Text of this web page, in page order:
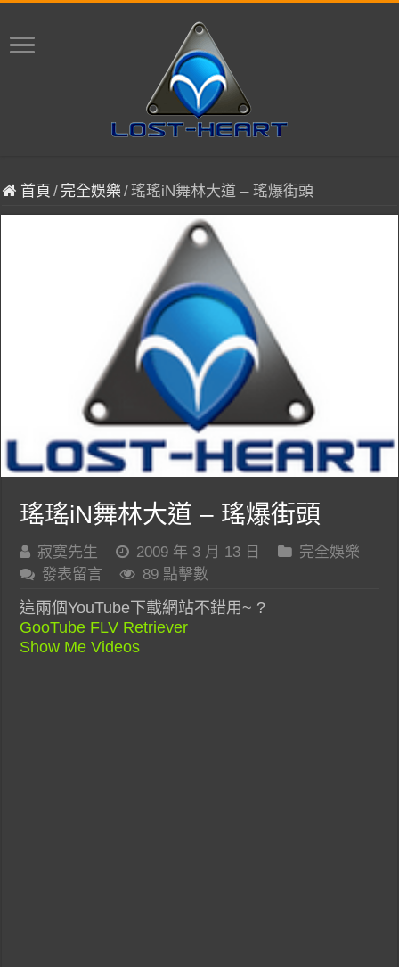
首頁 / 完全娛樂 /瑤瑤iN舞林大道 – 瑤爆街頭
瑤瑤iN舞林大道 – 瑤爆街頭
寂寞先生 2009 年 3 月 13 日
完全娛樂
發表留言
89 點擊數
這兩個YouTube下載網站不錯用~ ?
GooTube FLV Retriever
Show Me Videos